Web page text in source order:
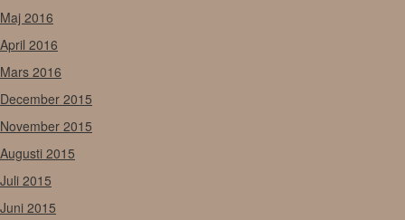
Maj 2016
April 2016
Mars 2016
December 2015
November 2015
Augusti 2015
Juli 2015
Juni 2015